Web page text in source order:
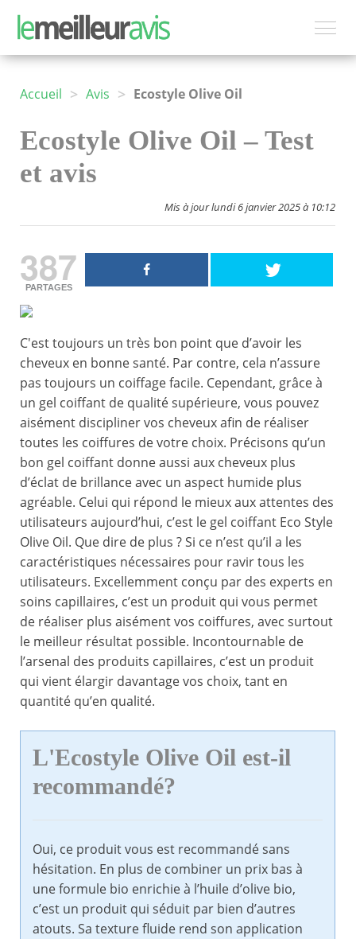
Accueil > Avis > Ecostyle Olive Oil
Ecostyle Olive Oil – Test
et avis
Mis à jour lundi 6 janvier 2025 à 10:12
387
PARTAGES
C'est toujours un très bon point que d’avoir les
cheveux en bonne santé. Par contre, cela n’assure
pas toujours un coiffage facile. Cependant, grâce à
un gel coiffant de qualité supérieure, vous pouvez
aisément discipliner vos cheveux afin de réaliser
toutes les coiffures de votre choix. Précisons qu’un
bon gel coiffant donne aussi aux cheveux plus
d’éclat de brillance avec un aspect humide plus
agréable. Celui qui répond le mieux aux attentes des
utilisateurs aujourd’hui, c’est le gel coiffant Eco Style
Olive Oil. Que dire de plus ? Si ce n’est qu’il a les
caractéristiques nécessaires pour ravir tous les
utilisateurs. Excellemment conçu par des experts en
soins capillaires, c’est un produit qui vous permet
de réaliser plus aisément vos coiffures, avec surtout
le meilleur résultat possible. Incontournable de
l’arsenal des produits capillaires, c’est un produit
qui vient élargir davantage vos choix, tant en
quantité qu’en qualité.
L'Ecostyle Olive Oil est-il
recommandé?
Oui, ce produit vous est recommandé sans
hésitation. En plus de combiner un prix bas à
une formule bio enrichie à l’huile d’olive bio,
c’est un produit qui séduit par bien d’autres
atouts. Sa texture fluide rend son application